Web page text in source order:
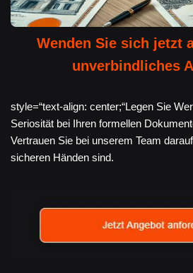
Wenden Sie sich jetzt
unverbindliches
style=“text-align: center;“Legen Sie
Seriosität bei Ihren formellen
Vertrauen Sie bei unserem Team
sicheren Händen sind.